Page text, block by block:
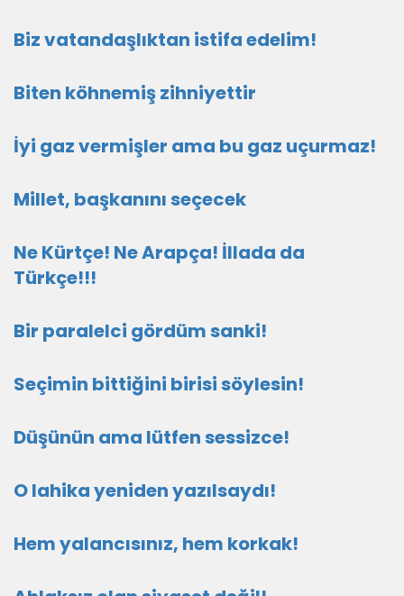
Biz vatandaşlıktan istifa edelim!
Biten köhnemiş zihniyettir
İyi gaz vermişler ama bu gaz uçurmaz!
Millet, başkanını seçecek
Ne Kürtçe! Ne Arapça! İllada da
Türkçe!!!
Bir paralelci gördüm sanki!
Seçimin bittiğini birisi söylesin!
Düşünün ama lütfen sessizce!
O lahika yeniden yazılsaydı!
Hem yalancısınız, hem korkak!